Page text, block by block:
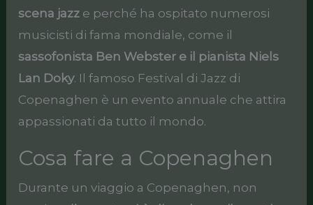
scena jazz e perché ha ospitato numerosi
musicisti di fama mondiale, come il
sassofonista Ben Webster e il pianista Niels
Lan Doky. Il famoso Festival di Jazz di
Copenaghen è un evento annuale che attira
appassionati da tutto il mondo.
Cosa fare a Copenaghen
Durante un viaggio a Copenaghen, non